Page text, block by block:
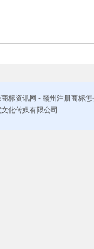
标资讯网 - 赣州注册商标
化传媒有限公司